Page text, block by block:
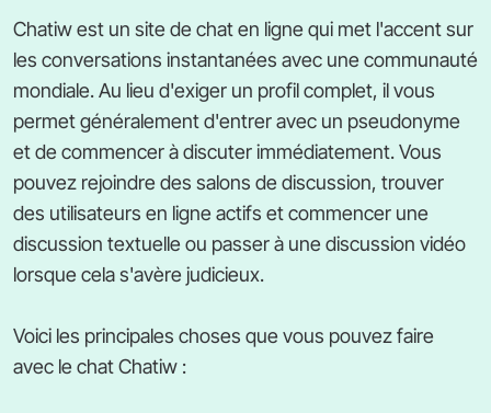
Chatiw est un site de chat en ligne qui met l'accent sur
les conversations instantanées avec une communauté
mondiale. Au lieu d'exiger un profil complet, il vous
permet généralement d'entrer avec un pseudonyme
et de commencer à discuter immédiatement. Vous
pouvez rejoindre des salons de discussion, trouver
des utilisateurs en ligne actifs et commencer une
discussion textuelle ou passer à une discussion vidéo
lorsque cela s'avère judicieux.
Voici les principales choses que vous pouvez faire
avec le chat Chatiw :